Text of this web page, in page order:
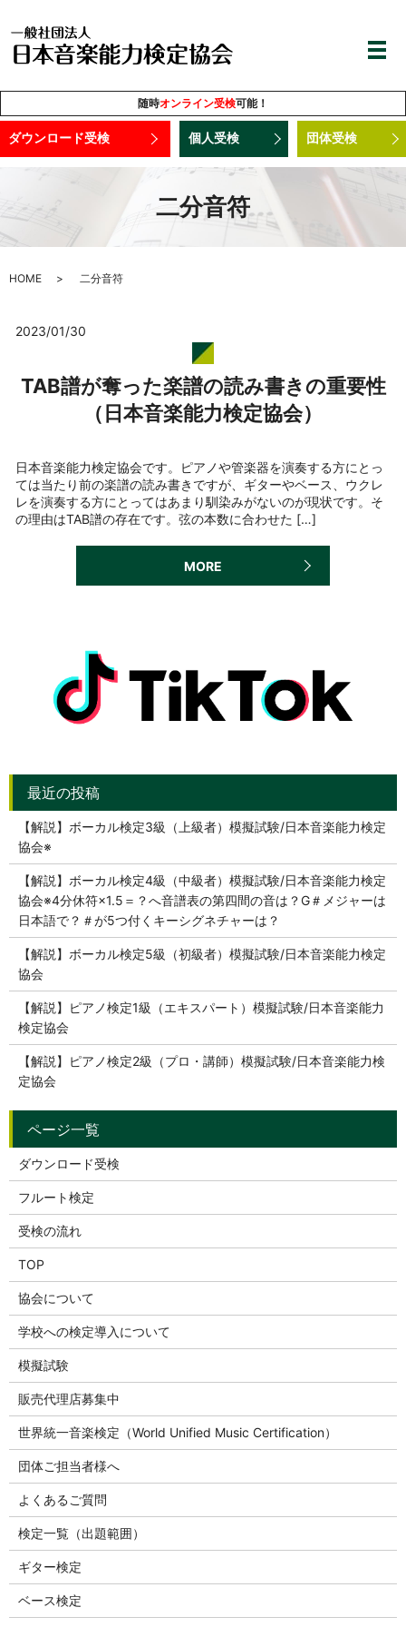
随時オンライン受検可能！
ダウンロード受検 個人受検 団体受検
二分音符
HOME 二分音符
2023/01/30
TAB譜が奪った楽譜の読み書きの重要性
（日本音楽能力検定協会）
日本音楽能力検定協会です。ピアノや管楽器を演奏する方にとっ
ては当たり前の楽譜の読み書きですが、ギターやベース、ウクレ
レを演奏する方にとってはあまり馴染みがないのが現状です。そ
の理由はTAB譜の存在です。弦の本数に合わせた […]
MORE
【解説】ボーカル検定3級（上級者）模擬試験/日本音楽能力検定
協会※
【解説】ボーカル検定4級（中級者）模擬試験/日本音楽能力検定
協会※4分休符×1.5＝？へ音譜表の第四間の音は？G＃メジャーは
日本語で？＃が5つ付くキーシグネチャーは？
【解説】ボーカル検定5級（初級者）模擬試験/日本音楽能力検定
協会
【解説】ピアノ検定1級（エキスパート）模擬試験/日本音楽能力
検定協会
【解説】ピアノ検定2級（プロ・講師）模擬試験/日本音楽能力検
定協会
ダウンロード受検
フルート検定
受検の流れ
TOP
協会について
学校への検定導入について
模擬試験
販売代理店募集中
世界統一音楽検定（World Unified Music Certification）
団体ご担当者様へ
よくあるご質問
検定一覧（出題範囲）
ギター検定
ベース検定